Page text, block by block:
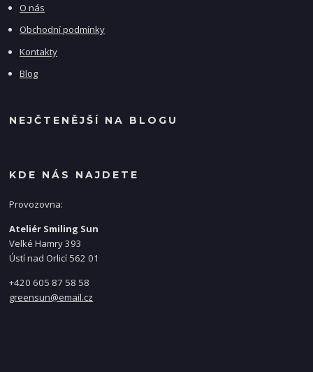
O nás
Obchodní podmínky
Kontakty
Blog
NEJČTENĚJŠÍ NA BLOGU
KDE NÁS NAJDETE
Provozovna:
Ateliér Smiling Sun
Velké Hamry 393
Ústí nad Orlicí 562 01
+420 605 87 58 58
greensun@email.cz